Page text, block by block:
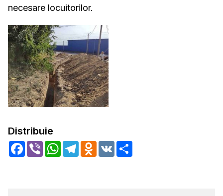
necesare locuitorilor.
Distribuie
Facebook
Viber WhatsApp
TelegramOdnoklassniki
VK